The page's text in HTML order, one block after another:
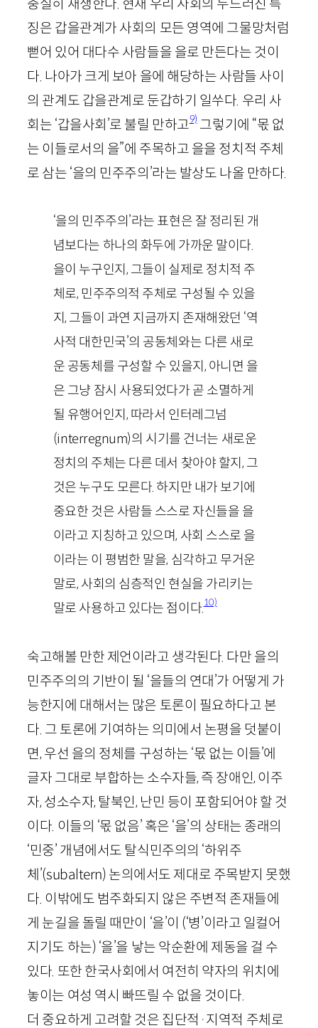
충실히 재생한다. 현재 우리 사회의 두드러진 특
징은 갑을관계가 사회의 모든 영역에 그물망처럼
뻗어 있어 대다수 사람들을 을로 만든다는 것이
다. 나아가 크게 보아 을에 해당하는 사람들 사이
의 관계도 갑을관계로 둔갑하기 일쑤다. 우리 사
회는 ‘갑을사회’로 불릴 만하고9)그렇기에 “몫 없
는 이들로서의 을”에 주목하고 을을 정치적 주체
로 삼는 ‘을의 민주주의’라는 발상도 나올 만하다.
‘을의 민주주의’라는 표현은 잘 정리된 개
념보다는 하나의 화두에 가까운 말이다.
을이 누구인지, 그들이 실제로 정치적 주
체로, 민주주의적 주체로 구성될 수 있을
지, 그들이 과연 지금까지 존재해왔던 ‘역
사적 대한민국’의 공동체와는 다른 새로
운 공동체를 구성할 수 있을지, 아니면 을
은 그냥 잠시 사용되었다가 곧 소멸하게
될 유행어인지, 따라서 인터레그넘
(interregnum)의 시기를 건너는 새로운
정치의 주체는 다른 데서 찾아야 할지, 그
것은 누구도 모른다. 하지만 내가 보기에
중요한 것은 사람들 스스로 자신들을 을
이라고 지칭하고 있으며, 사회 스스로 을
이라는 이 평범한 말을, 심각하고 무거운
말로, 사회의 심층적인 현실을 가리키는
말로 사용하고 있다는 점이다.10)
숙고해볼 만한 제언이라고 생각된다. 다만 을의
민주주의의 기반이 될 ‘을들의 연대’가 어떻게 가
능한지에 대해서는 많은 토론이 필요하다고 본
다. 그 토론에 기여하는 의미에서 논평을 덧붙이
면, 우선 을의 정체를 구성하는 ‘몫 없는 이들’에
글자 그대로 부합하는 소수자들, 즉 장애인, 이주
자, 성소수자, 탈북인, 난민 등이 포함되어야 할 것
이다. 이들의 ‘몫 없음’ 혹은 ‘을’의 상태는 종래의
‘민중’ 개념에서도 탈식민주의의 ‘하위주
체’(subaltern) 논의에서도 제대로 주목받지 못했
다. 이밖에도 범주화되지 않은 주변적 존재들에
게 눈길을 돌릴 때만이 ‘을’이 (‘병’이라고 일컬어
지기도 하는) ‘을’을 낳는 악순환에 제동을 걸 수
있다. 또한 한국사회에서 여전히 약자의 위치에
놓이는 여성 역시 빠뜨릴 수 없을 것이다.
더 중요하게 고려할 것은 집단적 ·지역적 주체로